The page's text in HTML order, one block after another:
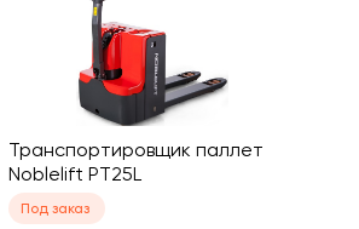
Транспортировщик паллет
Noblelift PT25L
Под заказ